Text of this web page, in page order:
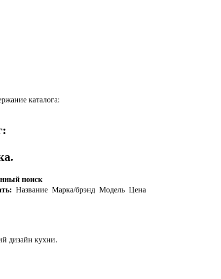
каталога:
поиск
Название Марка/брэнд Модель Цена
дизайн кухни.